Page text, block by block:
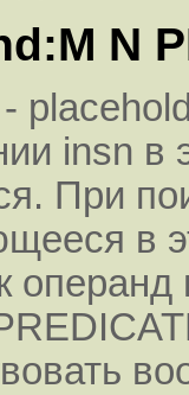
N
insn
При
в